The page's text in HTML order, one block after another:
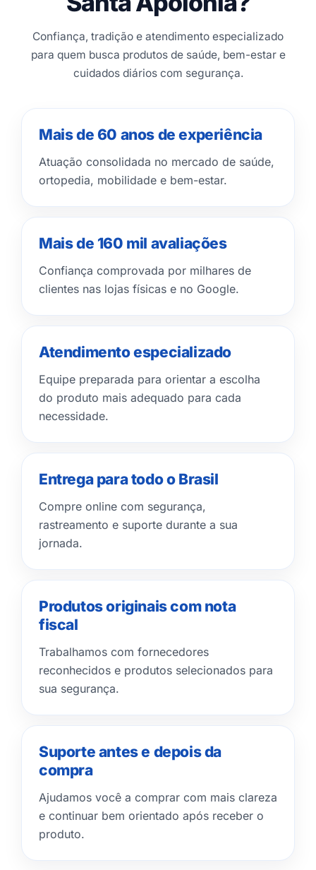
Confiança, tradição e atendimento especializado
para quem busca produtos de saúde, bem-estar e
cuidados diários com segurança.
Mais de 60 anos de experiência
Atuação consolidada no mercado de saúde,
ortopedia, mobilidade e bem-estar.
Mais de 160 mil avaliações
Confiança comprovada por milhares de
clientes nas lojas físicas e no Google.
Atendimento especializado
Equipe preparada para orientar a escolha
do produto mais adequado para cada
necessidade.
Entrega para todo o Brasil
Compre online com segurança,
rastreamento e suporte durante a sua
jornada.
Produtos originais com nota
fiscal
Trabalhamos com fornecedores
reconhecidos e produtos selecionados para
sua segurança.
Suporte antes e depois da
compra
Ajudamos você a comprar com mais clareza
e continuar bem orientado após receber o
produto.